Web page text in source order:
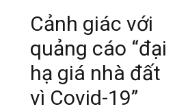
Cảnh giác với
quảng cáo “đại
hạ giá nhà đất
vì Covid-19”